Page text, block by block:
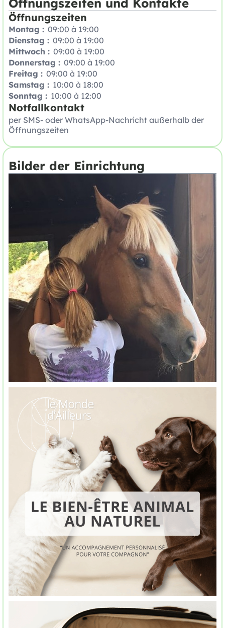
Öffnungszeiten
Montag : 09:00 à 19:00
Dienstag : 09:00 à 19:00
Mittwoch : 09:00 à 19:00
Donnerstag : 09:00 à 19:00
Freitag : 09:00 à 19:00
Samstag : 10:00 à 18:00
Sonntag : 10:00 à 12:00
Notfallkontakt
per SMS- oder WhatsApp-Nachricht außerhalb der
Öffnungszeiten
Bilder der Einrichtung